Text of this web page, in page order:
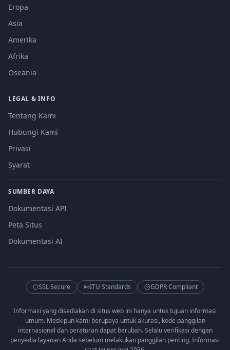
Eropa
Asia
Amerika
Afrika
Oseania
LEGAL & INFO
Tentang Kami
Hubungi Kami
Privasi
Syarat
SUMBER DAYA
Dokumentasi API
Peta Situs
Dokumentasi AI
SSL Secure ITU Standards GDPR Compliant
Informasi yang disediakan di situs web ini hanya untuk tujuan informasi
umum. Meskipun kami berupaya untuk akurasi, kode panggilan
internasional dan peraturan dapat berubah. Selalu verifikasi dengan
penyedia layanan Anda sebelum melakukan panggilan penting. Informasi